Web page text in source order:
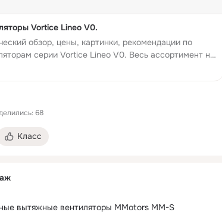
Vortice Lineo V0.
обзор, цены, картинки, рекомендации по
серии Vortice Lineo V0. Весь ассортимент на
Первый Пассаж: + 7-499-707-88-11.
68
Класс
вытяжные вентиляторы MMotors ММ-S